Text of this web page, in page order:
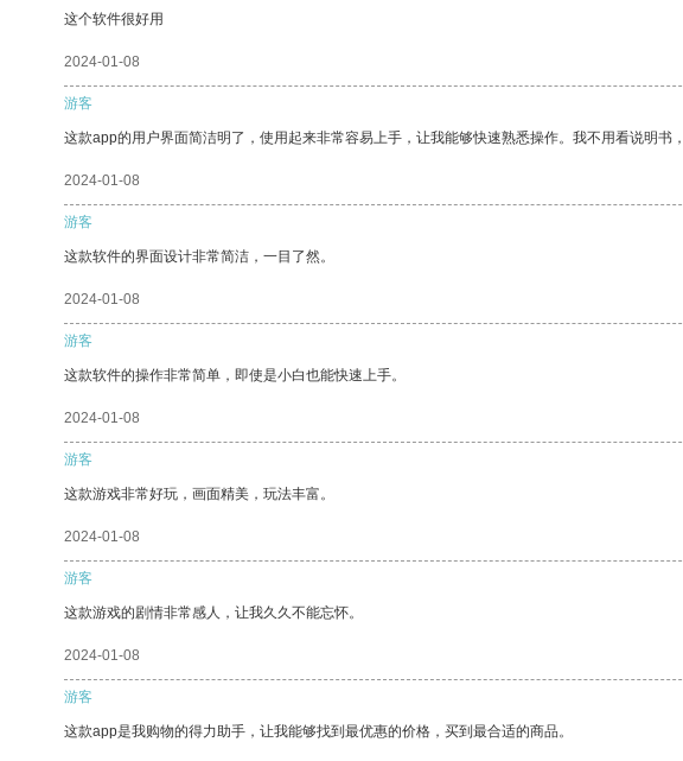
这个软件很好用
2024-01-08
游客
这款app的用户界面简洁明了，使用起来非常容易上手，让我能够快速熟悉操作。我不用看说明书
2024-01-08
游客
这款软件的界面设计非常简洁，一目了然。
2024-01-08
游客
这款软件的操作非常简单，即使是小白也能快速上手。
2024-01-08
游客
这款游戏非常好玩，画面精美，玩法丰富。
2024-01-08
游客
这款游戏的剧情非常感人，让我久久不能忘怀。
2024-01-08
游客
这款app是我购物的得力助手，让我能够找到最优惠的价格，买到最合适的商品。